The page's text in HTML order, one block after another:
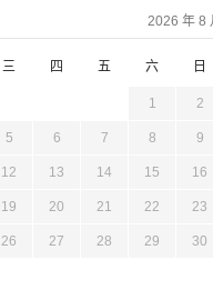
2026 年 8
三 四 五 六 日
1 2
5 6 7 8 9
12 13 14 15 16
19 20 21 22 23
26 27 28 29 30